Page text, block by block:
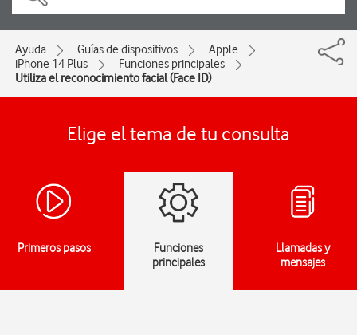
Ayuda Guías de dispositivos
Apple
iPhone 14 Plus
Funciones principales
Utiliza el reconocimiento facial (Face ID)
Elige el tema de tu consulta
Primeros pasos
Funciones
principales
Llamadas y
mensajes